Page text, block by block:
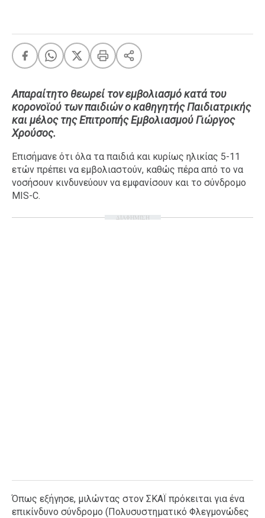
A-List LGBTQI+
Xmas
LIFE
Ταξίδια
Style
Σπίτι
Family
Απαραίτητο θεωρεί τον εμβολιασμό κατά του
κορονοϊού των παιδιών ο καθηγητής Παιδιατρικής
και μέλος της Επιτροπής Εμβολιασμού Γιώργος
Χρούσος.
Επισήμανε ότι όλα τα παιδιά και κυρίως ηλικίας 5-11
ετών πρέπει να εμβολιαστούν, καθώς πέρα από το να
νοσήσουν κινδυνεύουν να εμφανίσουν και το σύνδρομο
MIS-C.
ΔΙΑΦΗΜΙΣΗ
Όπως εξήγησε, μιλώντας στον ΣΚΑΪ πρόκειται για ένα
επικίνδυνο σύνδρομο (Πολυσυστηματικό Φλεγμονώδες